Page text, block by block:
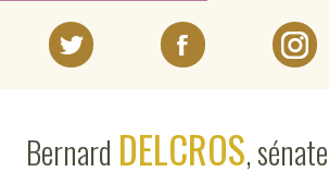
Bernard DELCROS,